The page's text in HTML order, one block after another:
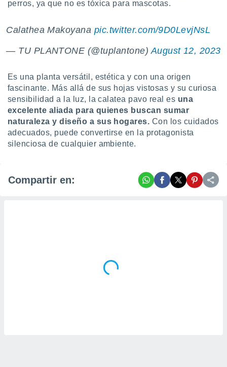
perros, ya que no es tóxica para mascotas.
Calathea Makoyana pic.twitter.com/9D0LevjNsL
— TU PLANTONE (@tuplantone)August 12, 2023
Es una planta versátil, estética y con una origen
fascinante. Más allá de sus hojas vistosas y su curiosa
sensibilidad a la luz, la calatea pavo real es una
excelente aliada para quienes buscan sumar
naturaleza y diseño a sus hogares. Con los cuidados
adecuados, puede convertirse en la protagonista
silenciosa de cualquier ambiente.
Compartir en: